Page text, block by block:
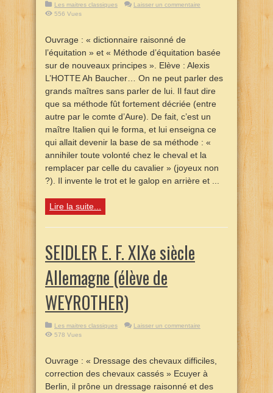
Les maitres classiques
Laisser un commentaire
556 Vues
Ouvrage : « dictionnaire raisonné de
l’équitation » et « Méthode d’équitation basée
sur de nouveaux principes ». Elève : Alexis
L’HOTTE Ah Baucher… On ne peut parler des
grands maîtres sans parler de lui. Il faut dire
que sa méthode fût fortement décriée (entre
autre par le comte d’Aure). De fait, c’est un
maître Italien qui le forma, et lui enseigna ce
qui allait devenir la base de sa méthode : «
annihiler toute volonté chez le cheval et la
remplacer par celle du cavalier » (joyeux non
?). Il invente le trot et le galop en arrière et ...
Lire la suite...
SEIDLER E. F. XIXe siècle
Allemagne (élève de
WEYROTHER)
Les maitres classiques
Laisser un commentaire
578 Vues
Ouvrage : « Dressage des chevaux difficiles,
correction des chevaux cassés » Ecuyer à
Berlin, il prône un dressage raisonné et des